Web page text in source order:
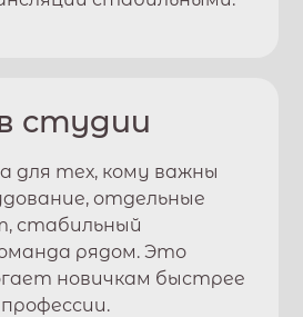
студии
для тех, кому важны
отдельные
стабильный
рядом. Это
новичкам быстрее